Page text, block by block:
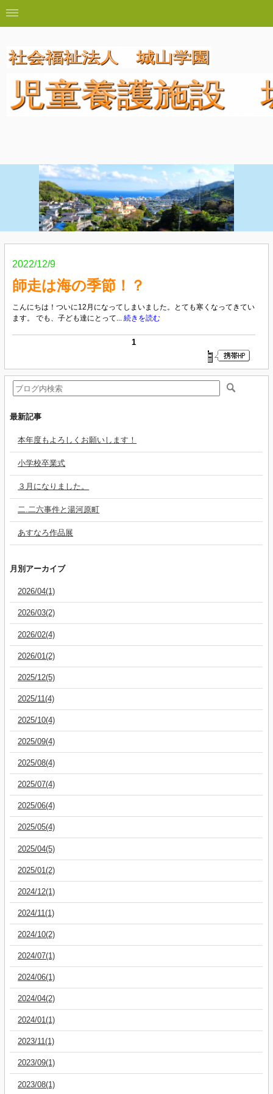
2022/12/9
師走は海の季節！？
こんにちは！ついに12月になってしまいました。とても寒くなってきてい
ます。 でも、子ども達にとって... 続きを読む
1
最新記事
本年度もよろしくお願いします！
小学校卒業式
３月になりました。
二.二六事件と湯河原町
あすなろ作品展
月別アーカイブ
2026/04(1)
2026/03(2)
2026/02(4)
2026/01(2)
2025/12(5)
2025/11(4)
2025/10(4)
2025/09(4)
2025/08(4)
2025/07(4)
2025/06(4)
2025/05(4)
2025/04(5)
2025/01(2)
2024/12(1)
2024/11(1)
2024/10(2)
2024/07(1)
2024/06(1)
2024/04(2)
2024/01(1)
2023/11(1)
2023/09(1)
2023/08(1)